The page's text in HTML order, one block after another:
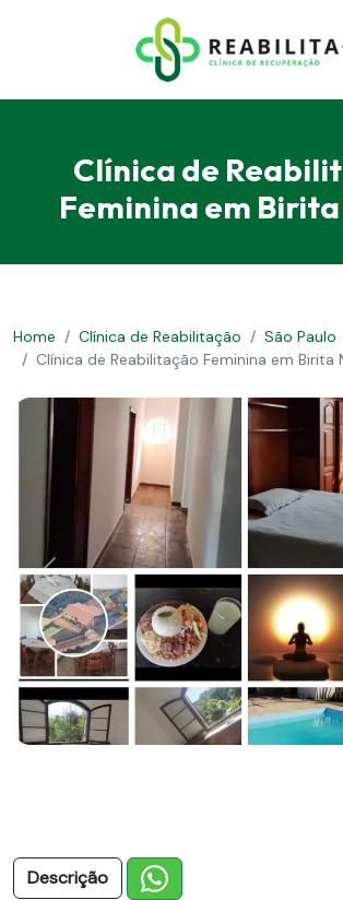
Clínica de
Feminina em
Home Clínica de Reabilitação
São Paulo
Clínica de Reabilitação Feminina em Birita
Previous
Descrição